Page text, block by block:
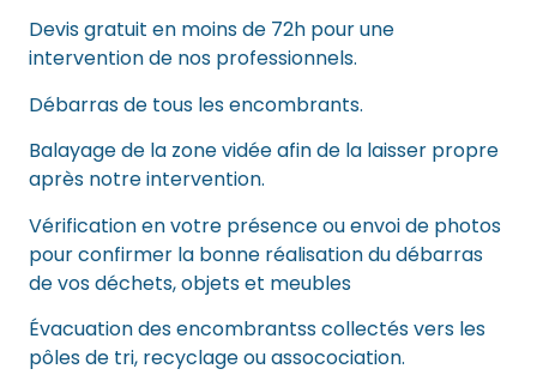
Devis gratuit en moins de 72h pour une
intervention de nos professionnels.
Débarras de tous les encombrants.
Balayage de la zone vidée afin de la laisser propre
après notre intervention.
Vérification en votre présence ou envoi de photos
pour confirmer la bonne réalisation du débarras
de vos déchets, objets et meubles
Évacuation des encombrantss collectés vers les
pôles de tri, recyclage ou assocociation.